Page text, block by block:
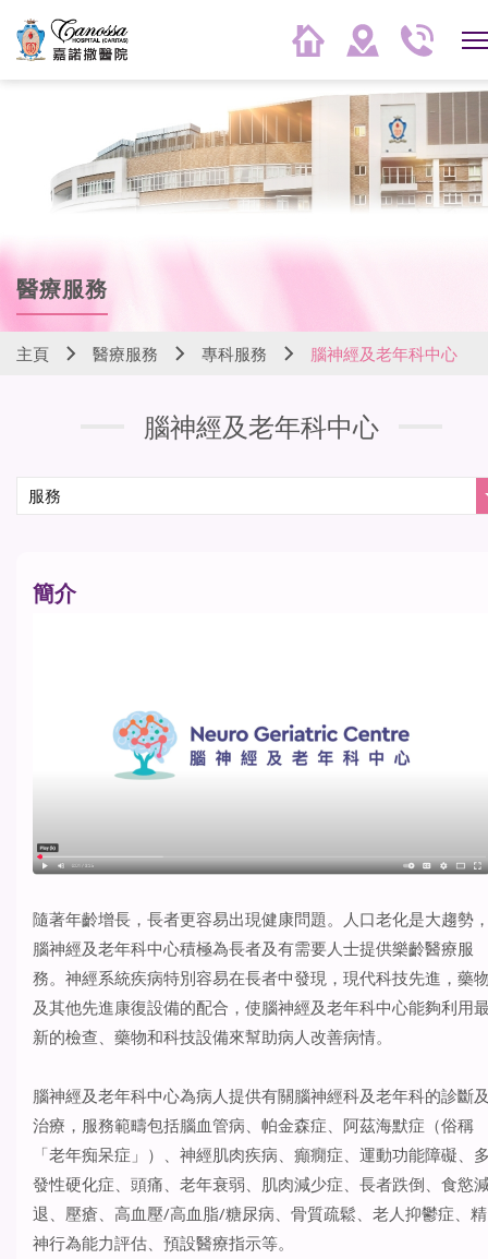
醫療服務
主頁 醫療服務 專科服務 腦神經及老年科中心
腦神經及老年科中心
簡介
隨著年齡增長，長者更容易出現健康問題。人口老化是大趨勢
腦神經及老年科中心積極為長者及有需要人士提供樂齡醫療服
務。神經系統疾病特別容易在長者中發現，現代科技先進，藥
及其他先進康復設備的配合，使腦神經及老年科中心能夠利用
新的檢查、藥物和科技設備來幫助病人改善病情。
腦神經及老年科中心為病人提供有關腦神經科及老年科的診斷
治療，服務範疇包括腦血管病、帕金森症、阿茲海默症（俗稱
「老年痴呆症」）、神經肌肉疾病、癲癇症、運動功能障礙、
發性硬化症、頭痛、老年衰弱、肌肉減少症、長者跌倒、食慾
退、壓瘡、高血壓/高血脂/糖尿病、骨質疏鬆、老人抑鬱症、精
神行為能力評估、預設醫療指示等。